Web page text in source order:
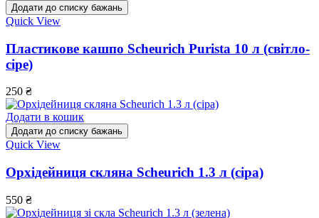
Додати до списку бажань
Quick View
Пластикове кашпо Scheurich Purista 10 л (світло-
сіре)
250 ₴
Додати в кошик
Додати до списку бажань
Quick View
Орхідейниця скляна Scheurich 1.3 л (сіра)
550 ₴